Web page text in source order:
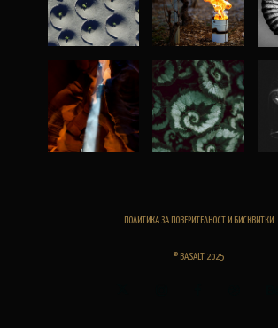
ПОЛИТИКА ЗА ПОВЕРИТЕЛНОСТ И БИСКВИТКИ
© BASALT 2025